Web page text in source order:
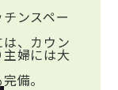
ンスペー
、カウン
婦には大
備。